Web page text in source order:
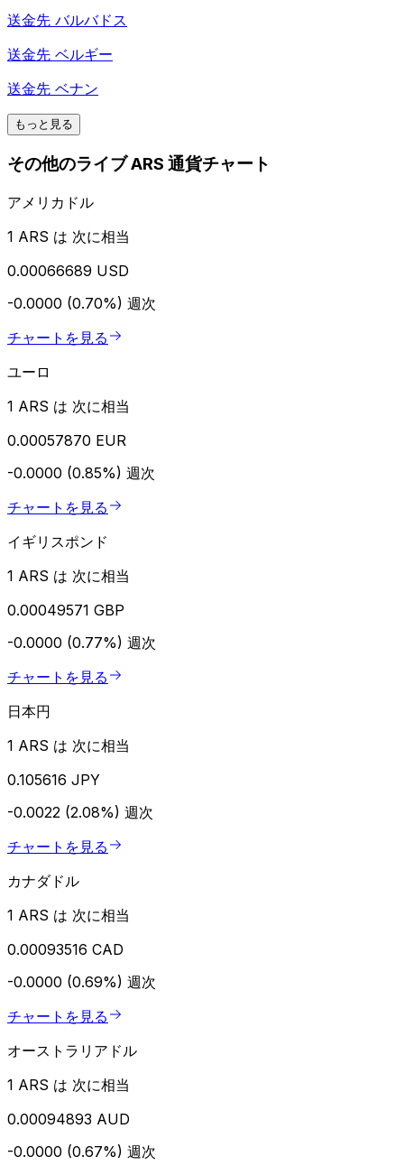
送金先 バルバドス
送金先 ベルギー
送金先 ベナン
もっと見る
その他のライブ ARS 通貨チャート
アメリカドル
1 ARS は 次に相当
0.00066689 USD
-0.0000 (0.70%) 週次
チャートを見る
ユーロ
1 ARS は 次に相当
0.00057870 EUR
-0.0000 (0.85%) 週次
チャートを見る
イギリスポンド
1 ARS は 次に相当
0.00049571 GBP
-0.0000 (0.77%) 週次
チャートを見る
日本円
1 ARS は 次に相当
0.105616 JPY
-0.0022 (2.08%) 週次
チャートを見る
カナダドル
1 ARS は 次に相当
0.00093516 CAD
-0.0000 (0.69%) 週次
チャートを見る
オーストラリアドル
1 ARS は 次に相当
0.00094893 AUD
-0.0000 (0.67%) 週次